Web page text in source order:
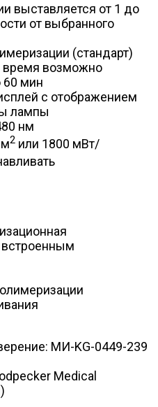
выставляется от 1 до
от выбранного
(стандарт)
время возможно
60 мин
с отображением
лампы
нм
2 или 1800 мВт/
встроенным
МИ-KG-0449-239
Medical